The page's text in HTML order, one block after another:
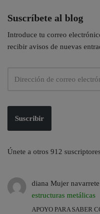
Suscríbete al blog
Introduce tu correo
recibir avisos de nuevas
Suscribir
Únete a otros 912 suscriptores
diana Mujer
estructuras metálicas
APOYO PARA SABER